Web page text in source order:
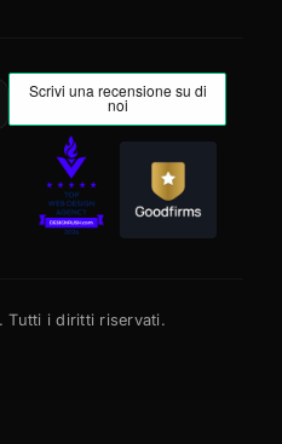
Tutti i diritti riservati.